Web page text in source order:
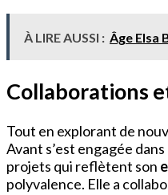
À LIRE AUSSI : Âge Elsa
Collaborations
Tout en explorant de
Avant s’est engagée
projets qui reflètent son
polyvalence. Elle a